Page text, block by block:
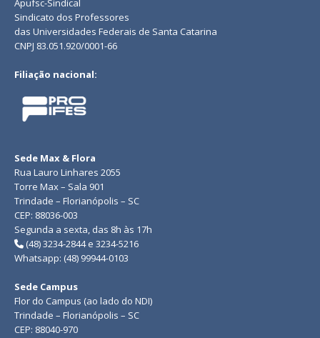
Apufsc-Sindical
Sindicato dos Professores
das Universidades Federais de Santa Catarina
CNPJ 83.051.920/0001-66
Filiação nacional:
Sede Max & Flora
Rua Lauro Linhares 2055
Torre Max – Sala 901
Trindade – Florianópolis – SC
CEP: 88036-003
Segunda a sexta, das 8h às 17h
(48) 3234-2844 e 3234-5216
Whatsapp: (48) 99944-0103
Sede Campus
Flor do Campus (ao lado do NDI)
Trindade – Florianópolis – SC
CEP: 88040-970